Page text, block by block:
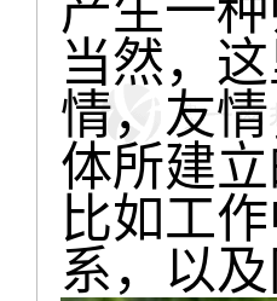
当然，
情，友
体所建
比如工
系，以